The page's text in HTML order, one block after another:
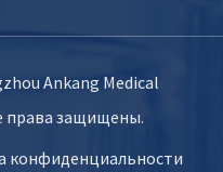
Ankang Medical
права защищены.
конфиденциальности